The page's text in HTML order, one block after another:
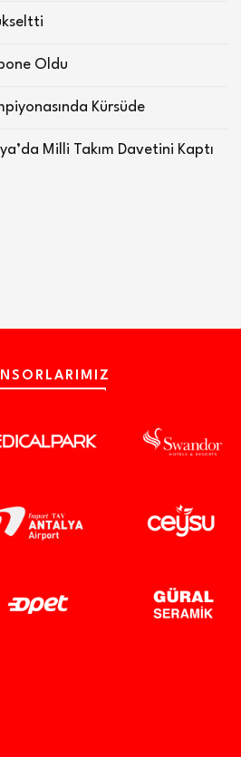
Oldu
Kürsüde
Milli Takım Davetini Kaptı